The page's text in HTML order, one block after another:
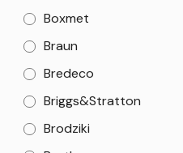
Boxmet
Braun
Bredeco
Briggs&Stratton
Brodziki